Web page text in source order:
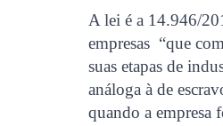
A lei é a 14.946/
empresas “que
suas etapas de
análoga à de
quando a empresa